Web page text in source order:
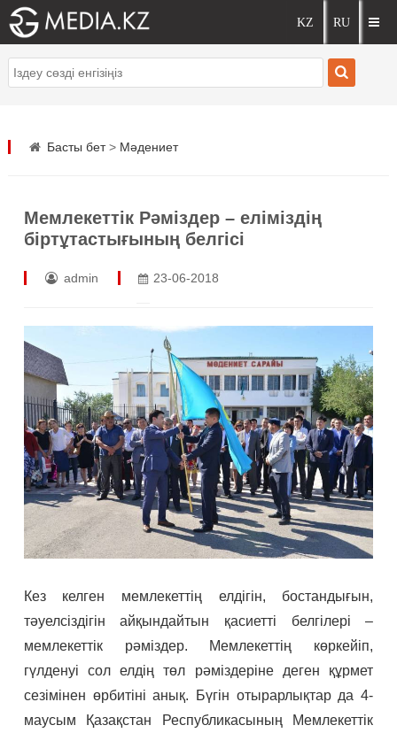
Басты бет> Мәдениет
Мемлекеттік Рәміздер – еліміздің
біртұтастығының белгісі
admin 23-06-2018
Кез келген мемлекеттің елдігін, бостандығын,
тәуелсіздігін айқындайтын қасиетті белгілері –
мемлекеттік рәміздер. Мемлекеттің көркейіп,
гүлденуі сол елдің төл рәміздеріне деген құрмет
сезімінен өрбитіні анық. Бүгін отырарлықтар да 4-
маусым Қазақстан Республикасының Мемлекеттік